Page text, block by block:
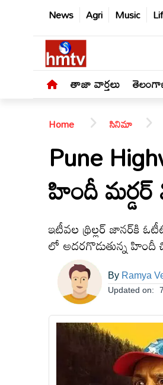
News Agri Music
తాజా వార్తలు
తెలంగాణ
ఆంధ్రప్రదేశ్
అంతర్జాతీయం
Home సినిమా
Pune
హిందీ మర్డర్
ఇటీవల థ్రిల్లర్ జానర్‌కి
లో అదరగొడుతున్న హిందీ
By Ramya
Updated on: